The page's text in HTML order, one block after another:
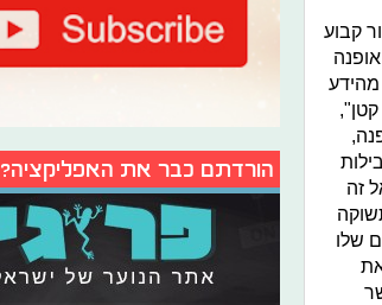
קבוע
מהידע
זה
שלו
הורדתם כבר את האפליקציה?